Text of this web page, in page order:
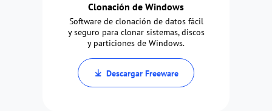
Clonación de Windows
Software de clonación de datos fácil
y seguro para clonar sistemas, discos
y particiones de Windows.
Descargar Freeware